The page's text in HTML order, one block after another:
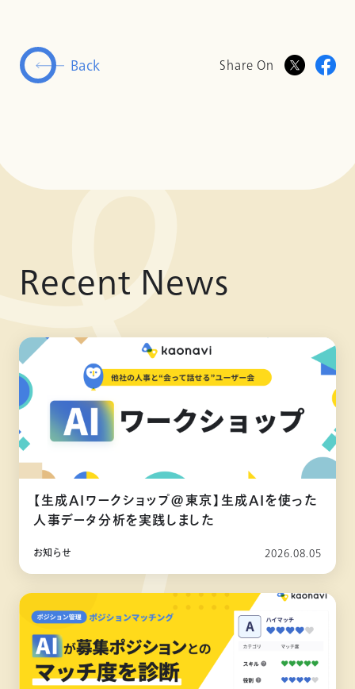
Back Share On
Recent News
【生成AIワークショップ@東京】生成AIを使った
人事データ分析を実践しました
お知らせ 2026.08.05